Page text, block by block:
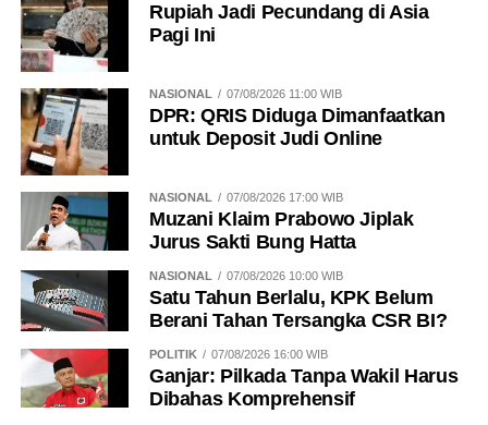
Rupiah Jadi Pecundang di Asia
Pagi Ini
NASIONAL 07/08/2026 11:00 WIB
DPR: QRIS Diduga Dimanfaatkan
untuk Deposit Judi Online
NASIONAL 07/08/2026 17:00 WIB
Muzani Klaim Prabowo Jiplak
Jurus Sakti Bung Hatta
NASIONAL 07/08/2026 10:00 WIB
Satu Tahun Berlalu, KPK Belum
Berani Tahan Tersangka CSR BI?
POLITIK 07/08/2026 16:00 WIB
Ganjar: Pilkada Tanpa Wakil Harus
Dibahas Komprehensif